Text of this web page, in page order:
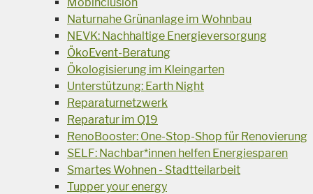
Naturnahe Grünanlage im Wohnbau
NEVK: Nachhaltige Energieversorgung
ÖkoEvent-Beratung
Ökologisierung im Kleingarten
Unterstützung: Earth Night
Reparaturnetzwerk
Reparatur im Q19
RenoBooster: One-Stop-Shop für Renovierung
SELF: Nachbar*innen helfen Energiesparen
Smartes Wohnen - Stadtteilarbeit
Tupper your energy